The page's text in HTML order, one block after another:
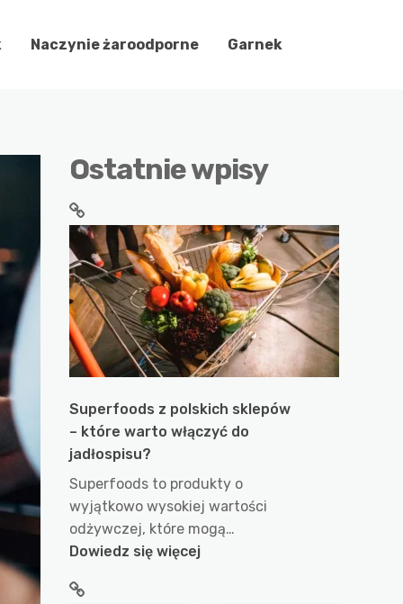
Naczynie żaroodporne Garnek
Ostatnie wpisy
Superfoods z polskich sklepów
– które warto włączyć do
jadłospisu?
Superfoods to produkty o
wyjątkowo wysokiej wartości
odżywczej, które mogą…
Dowiedz się więcej: